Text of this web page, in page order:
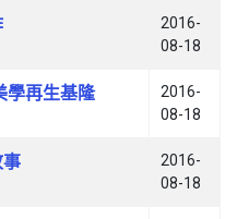
2016-
08-18
學再生基隆
2016-
08-18
2016-
08-18